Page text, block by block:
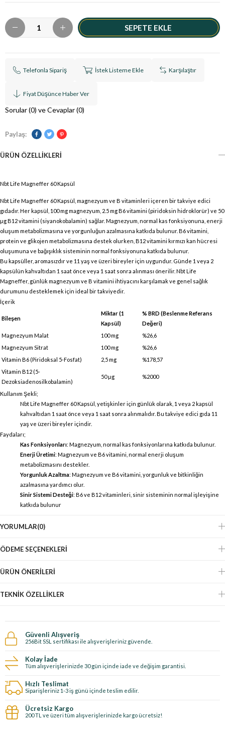
Telefonla Sipariş İstek Listeme Ekle Karşılaştır
Fiyat Düşünce Haber Ver
Sorular (0) ve Cevaplar (0)
Paylaş:
ÜRÜN ÖZELLIKLERI
Nbt Life Magneffer 60 Kapsül
Nbt Life Magneffer 60 Kapsül, magnezyum ve B vitaminleri içeren bir takviye edici
gıdadır. Her kapsül, 100 mg magnezyum, 2.5 mg B6 vitamini (piridoksin hidroklorür) ve 50
µg B12 vitamini (siyanokobalamin) sağlar. Magnezyum, normal kas fonksiyonuna, enerji
oluşum metabolizmasına ve yorgunluğun azalmasına katkıda bulunur. B6 vitamini,
protein ve glikojen metabolizmasına destek olurken, B12 vitamini kırmızı kan hücresi
oluşumuna ve bağışıklık sisteminin normal fonksiyonuna katkıda bulunur.
Bu kapsüller, aromasızdır ve 11 yaş ve üzeri bireyler için uygundur. Günde 1 veya 2
kapsülün kahvaltıdan 1 saat önce veya 1 saat sonra alınması önerilir. Nbt Life
Magneffer, günlük magnezyum ve B vitamini ihtiyacını karşılamak ve genel sağlık
durumunu desteklemek için ideal bir takviyedir.
İçerik
Bileşen
Miktar (1
Kapsül)
% BRD (Beslenme Referans
Değeri)
Magnezyum Malat
100 mg
%26,6
Magnezyum Sitrat
100 mg
%26,6
Vitamin B6 (Piridoksal 5-Fosfat)
2,5 mg
%178,57
Vitamin B12 (5-
Dezoksiadenosilkobalamin)
50 µg %2000
Kullanım Şekli;
Nbt Life Magneffer 60 Kapsül, yetişkinler için günlük olarak, 1 veya 2 kapsül
kahvaltıdan 1 saat önce veya 1 saat sonra alınmalıdır. Bu takviye edici gıda 11
yaş ve üzeri bireyler içindir.
Faydaları;
Kas Fonksiyonları: Magnezyum, normal kas fonksiyonlarına katkıda bulunur.
Enerji Üretimi: Magnezyum ve B6 vitamini, normal enerji oluşum
metabolizmasını destekler.
Yorgunluk Azaltma: Magnezyum ve B6 vitamini, yorgunluk ve bitkinliğin
azalmasına yardımcı olur.
Sinir Sistemi Desteği: B6 ve B12 vitaminleri, sinir sisteminin normal işleyişine
katkıda bulunur
YORUMLAR(0)
ÖDEME SEÇENEKLERI
ÜRÜN ÖNERILERI
TEKNIK ÖZELLIKLER
Güvenli Alışveriş
256Bit SSL sertifikası ile alışverişleriniz güvende.
Kolay İade
Tüm alışverişlerinizde 30 gün içinde iade ve değişim garantisi.
Hızlı Teslimat
Siparişleriniz 1-3 iş günü içinde teslim edilir.
Ücretsiz Kargo
200 TL ve üzeri tüm alışverişlerinizde kargo ücretsiz!